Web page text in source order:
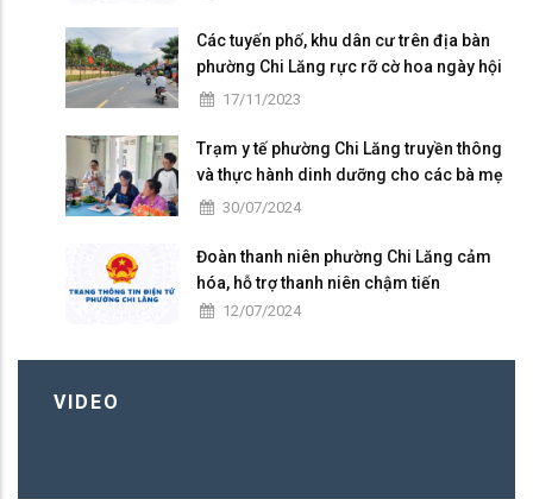
Các tuyến phố, khu dân cư trên địa bàn
phường Chi Lăng rực rỡ cờ hoa ngày hội
Đại đoàn kết toàn dân tộc ở khu dân cư
17/11/2023
Trạm y tế phường Chi Lăng truyền thông
và thực hành dinh dưỡng cho các bà mẹ
có con nhỏ trên địa bàn
30/07/2024
Đoàn thanh niên phường Chi Lăng cảm
hóa, hỗ trợ thanh niên chậm tiến
12/07/2024
VIDEO